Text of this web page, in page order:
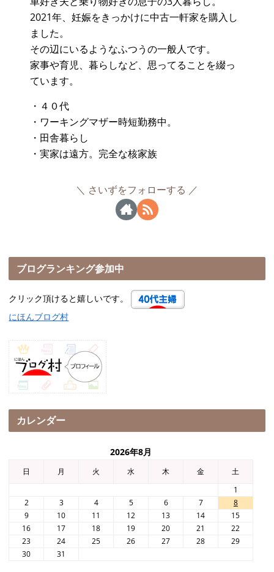
2021年、妊娠をきっかけに中古一軒家を購入し
ました。
その辺にいるようなふつうの一般人です。
家事や育児、暮らしなど、思ってることを綴っ
ています。
・４０代
・ワーキングマザー時短勤務中。
・田舎暮らし
・実家は遠方。完全な核家族
さいずをフォローする
ブログランキング参加中
クリック頂けると嬉しいです。
にほんブログ村
カレンダー
2026年8月
日 月 火 水 木 金
土
1
2
3 4 5 6 7
8
9
10 11 12 13 14
15
16
17 18 19 20 21
22
23
24 25 26 27 28
29
30
31